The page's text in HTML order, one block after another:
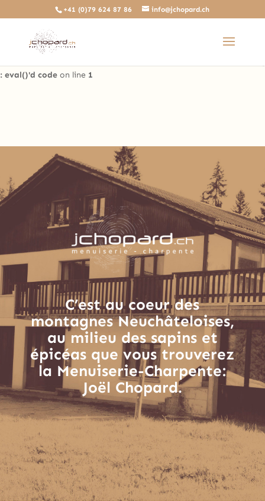
Deprecated: The predefined locally scoped $http_response_header
variable is deprecated, call http_get_last_response_headers()
instead in
: eval()'d code on line 1
+41 (0)79 624 87 86 info@jchopard.ch
C’est au coeur des
montagnes Neuchâteloises,
au milieu des sapins et
épicéas que vous trouverez
la Menuiserie-Charpente:
Joël Chopard.